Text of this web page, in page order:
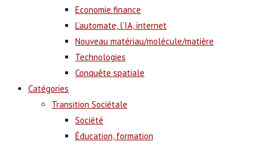
Economie finance
L’automate, l’IA, internet
Nouveau matériau/molécule/matière
Technologies
Conquête spatiale
Catégories
Transition Sociétale
Société
Éducation, formation